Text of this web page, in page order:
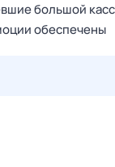
большой
обеспечены